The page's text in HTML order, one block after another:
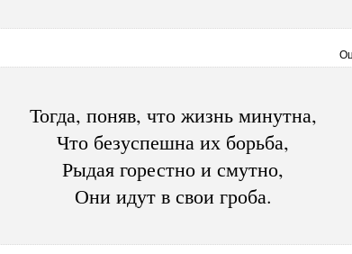
Тогда, поняв, что жизнь минутна,
Что безуспешна их борьба,
Рыдая горестно и смутно,
Они идут в свои гроба.